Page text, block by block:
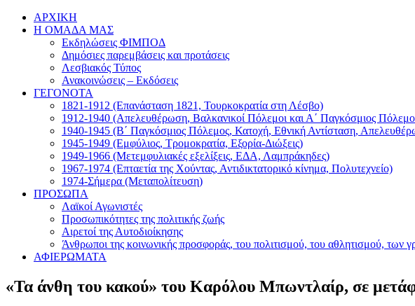
Μετάβαση
περιεχόμενο
FacebookΑΡΧΙΚΗ
Η ΟΜΑΔΑ ΜΑΣ
Εκδηλώσεις ΦΙΜΠΟΔ
Δημόσιες παρεμβάσεις και προτάσεις
Λεσβιακός Τύπος
Ανακοινώσεις – Εκδόσεις
ΓΕΓΟΝΟΤΑ
1821-1912 (Επανάσταση 1821, Τουρκοκρατία στη Λέσβο)
1912-1940 (Απελευθέρωση, Βαλκανικοί Πόλεμοι και Α΄ Παγκόσμιος
1940-1945 (Β΄ Παγκόσμιος Πόλεμος, Κατοχή, Εθνική Αντίσταση,
1945-1949 (Εμφύλιος, Τρομοκρατία, Εξορία-Διώξεις)
1949-1966 (Μετεμφυλιακές εξελίξεις, ΕΔΑ, Λαμπράκηδες)
1967-1974 (Επταετία της Χούντας, Αντιδικτατορικό κίνημα, Πολυτεχνείο)
1974-Σήμερα (Μεταπολίτευση)
ΠΡΟΣΩΠΑ
Λαϊκοί Αγωνιστές
Προσωπικότητες της πολιτικής ζωής
Αιρετοί της Αυτοδιοίκησης
Άνθρωποι της κοινωνικής προσφοράς, του πολιτισμού, του αθλητισμού, των
ΑΦΙΕΡΩΜΑΤΑ
«Τα άνθη του κακού» του Καρόλου Μπωντλαίρ, σε